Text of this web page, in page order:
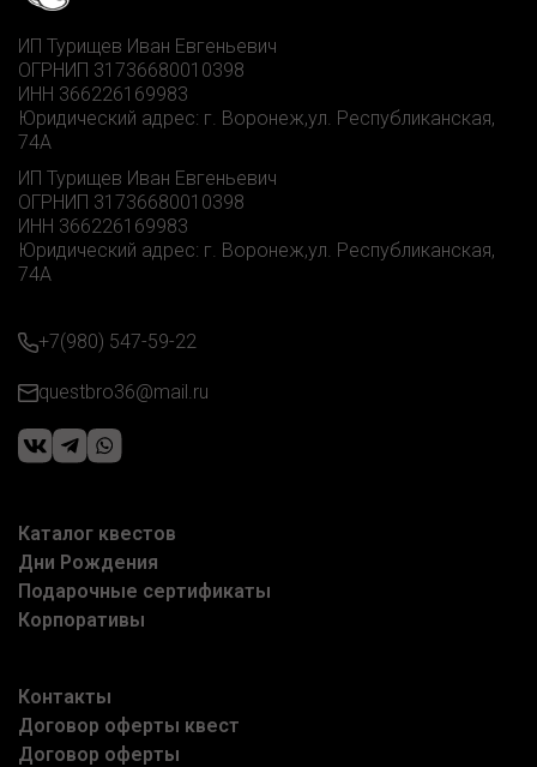
ИП Турищев Иван Евгеньевич
ОГРНИП 31736680010398
ИНН 366226169983
Юридический адрес: г. Воронеж,ул. Республиканская,
74А
ИП Турищев Иван Евгеньевич
ОГРНИП 31736680010398
ИНН 366226169983
Юридический адрес: г. Воронеж,ул. Республиканская,
74А
+7(980) 547-59-22
questbro36@mail.ru
Каталог квестов
Дни Рождения
Подарочные сертификаты
Корпоративы
Контакты
Договор оферты квест
Договор оферты